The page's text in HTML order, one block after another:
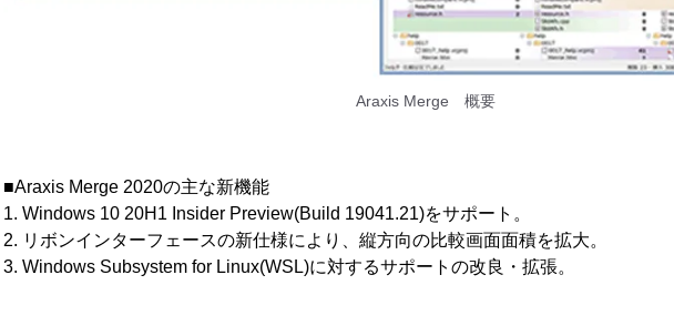
Araxis Merge 概要
■Araxis Merge 2020の主な新機能
1. Windows 10 20H1 Insider Preview(Build 19041.21)をサポート。
2. リボンインターフェースの新仕様により、縦方向の比較画面面積を拡大。
3. Windows Subsystem for Linux(WSL)に対するサポートの改良・拡張。